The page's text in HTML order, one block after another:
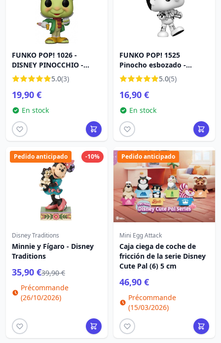
FUNKO POP! 1026 -
DISNEY PINOCCHIO -
JIMINY CRICKET
5.0(3)
19,90 €
En stock
FUNKO POP! 1525
Pinocho esbozado -
Disney
5.0(5)
16,90 €
En stock
-10%
Pedido anticipado
Disney Traditions
Minnie y Fígaro - Disney
Traditions
35,90 €39,90 €
Précommande
(26/10/2026)
Pedido anticipado
Mini Egg Attack
Caja ciega de coche de
fricción de la serie Disney
Cute Pal (6) 5 cm
46,90 €
Précommande
(15/03/2026)